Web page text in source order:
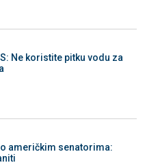
Ne koristite pitku vodu za
američkim senatorima: